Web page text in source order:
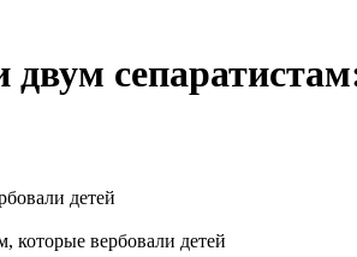
которые вербовали детей